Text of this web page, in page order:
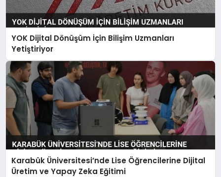
YOK Dijital Dönüşüm İçin Bilişim Uzmanları
Yetiştiriyor
Karabük Üniversitesi’nde Lise Öğrencilerine Dijital
Üretim ve Yapay Zeka Eğitimi